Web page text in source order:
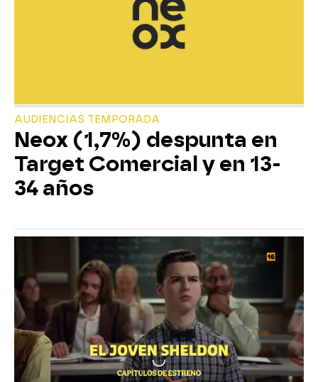
AUDIENCIAS TEMPORADA
Neox (1,7%) despunta en
Target Comercial y en 13-
34 años